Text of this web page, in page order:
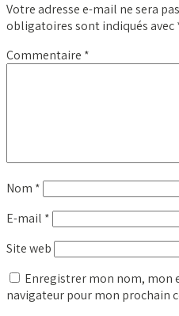
Votre adresse e-mail ne sera
obligatoires sont indiqués avec
Commentaire *
Nom *
E-mail *
Site web
Enregistrer mon nom, mon
navigateur pour mon prochain